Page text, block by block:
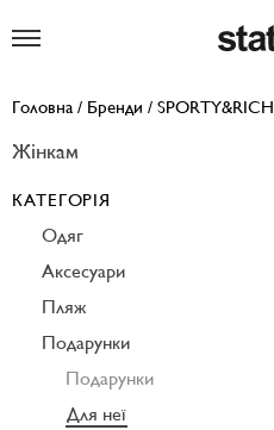
Головна / Бренди / SPORTY&RICH
Жінкам
КАТЕГОРІЯ
Одяг
Аксесуари
Пляж
Подарунки
Подарунки
Для неї